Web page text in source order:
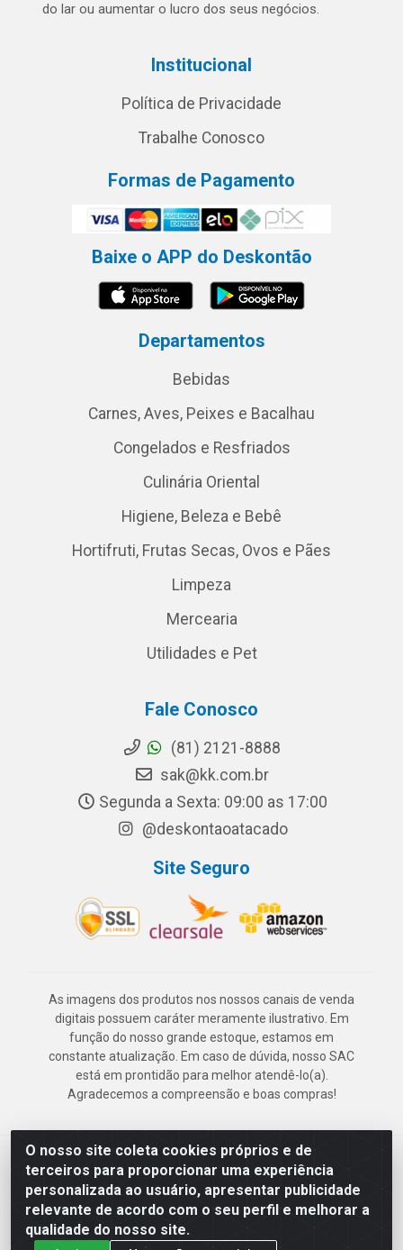
O nosso site coleta cookies próprios e de
terceiros para proporcionar uma experiência
personalizada ao usuário, apresentar publicidade
relevante de acordo com o seu perfil e melhorar a
qualidade do nosso site.
do lar ou aumentar o lucro dos seus negócios.
Institucional
Política de Privacidade
Trabalhe Conosco
Formas de Pagamento
Baixe o APP do Deskontão
Departamentos
Bebidas
Carnes, Aves, Peixes e Bacalhau
Congelados e Resfriados
Culinária Oriental
Higiene, Beleza e Bebê
Hortifruti, Frutas Secas, Ovos e Pães
Limpeza
Mercearia
Utilidades e Pet
Fale Conosco
(81) 2121-8888
sak@kk.com.br
Segunda a Sexta: 09:00 as 17:00
@deskontaoatacado
Site Seguro
As imagens dos produtos nos nossos canais de venda
digitais possuem caráter meramente ilustrativo. Em
função do nosso grande estoque, estamos em
constante atualização. Em caso de dúvida, nosso SAC
está em prontidão para melhor atendê-lo(a).
Agradecemos a compreensão e boas compras!
Deskontão Atacado - Av. Marechal Mascarenhas de Morais, 2471 -
Imbiribeira - Recife/PE - CEP 51.150-001 - CNPJ 24.150.377/0003-
57